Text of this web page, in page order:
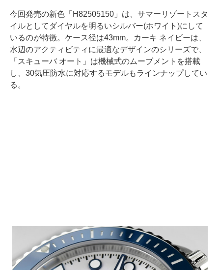
今回発売の新色「H82505150」は、サマーリゾートスタ
イルとしてダイヤルを明るいシルバー(ホワイト)にして
いるのが特徴。ケース径は43mm。カーキ ネイビーは、
水辺のアクティビティに最適なデザインのシリーズで、
「スキューバ オート」は機械式のムーブメントを搭載
し、30気圧防水に対応するモデルもラインナップしてい
る。